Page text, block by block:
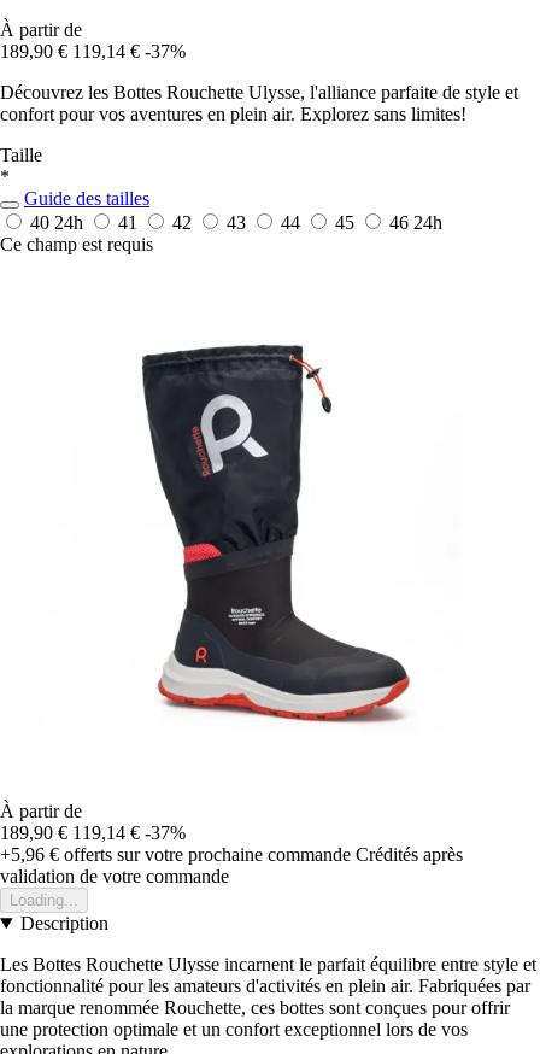
À partir de
189,90 € 119,14 € -37%
Découvrez les Bottes Rouchette Ulysse, l'alliance parfaite de style et
confort pour vos aventures en plein air. Explorez sans limites!
Taille
*
Guide des tailles
40 24h 41 42 43 44 45 46 24h
Ce champ est requis
À partir de
189,90 € 119,14 € -37%
+5,96 € offerts sur votre prochaine commande Crédités après
validation de votre commande
Loading...
Description
Les Bottes Rouchette Ulysse incarnent le parfait équilibre entre style et
fonctionnalité pour les amateurs d'activités en plein air. Fabriquées par
la marque renommée Rouchette, ces bottes sont conçues pour offrir
une protection optimale et un confort exceptionnel lors de vos